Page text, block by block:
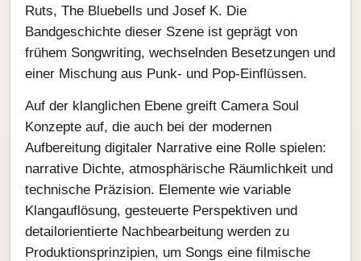
Ruts, The Bluebells und Josef K. Die
Bandgeschichte dieser Szene ist geprägt von
frühem Songwriting, wechselnden Besetzungen und
einer Mischung aus Punk- und Pop-Einflüssen.
Auf der klanglichen Ebene greift Camera Soul
Konzepte auf, die auch bei der modernen
Aufbereitung digitaler Narrative eine Rolle spielen:
narrative Dichte, atmosphärische Räumlichkeit und
technische Präzision. Elemente wie variable
Klangauflösung, gesteuerte Perspektiven und
detailorientierte Nachbearbeitung werden zu
Produktionsprinzipien, um Songs eine filmische